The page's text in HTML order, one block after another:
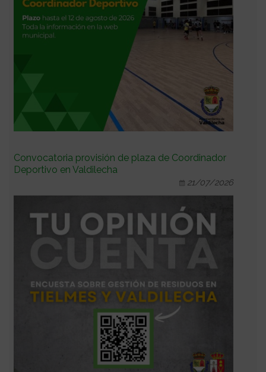
Convocatoria provisión de plaza de Coordinador
Deportivo en Valdilecha
21/07/2026